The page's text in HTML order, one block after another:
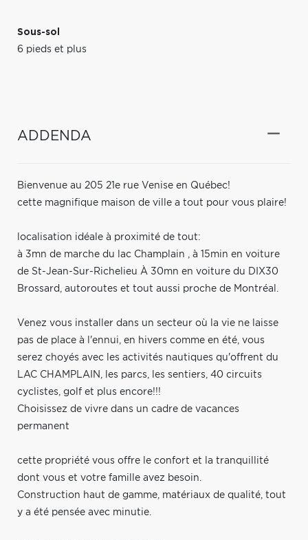
Sous-sol
6 pieds et plus
ADDENDA
Bienvenue au 205 21e rue Venise en Québec!
cette magnifique maison de ville a tout pour vous plaire!
localisation idéale à proximité de tout:
à 3mn de marche du lac Champlain , à 15min en voiture
de St-Jean-Sur-Richelieu À 30mn en voiture du DIX30
Brossard, autoroutes et tout aussi proche de Montréal.
Venez vous installer dans un secteur où la vie ne laisse
pas de place à l'ennui, en hivers comme en été, vous
serez choyés avec les activités nautiques qu'offrent du
LAC CHAMPLAIN, les parcs, les sentiers, 40 circuits
cyclistes, golf et plus encore!!!
Choisissez de vivre dans un cadre de vacances
permanent
cette propriété vous offre le confort et la tranquillité
dont vous et votre famille avez besoin.
Construction haut de gamme, matériaux de qualité, tout
y a été pensée avec minutie.